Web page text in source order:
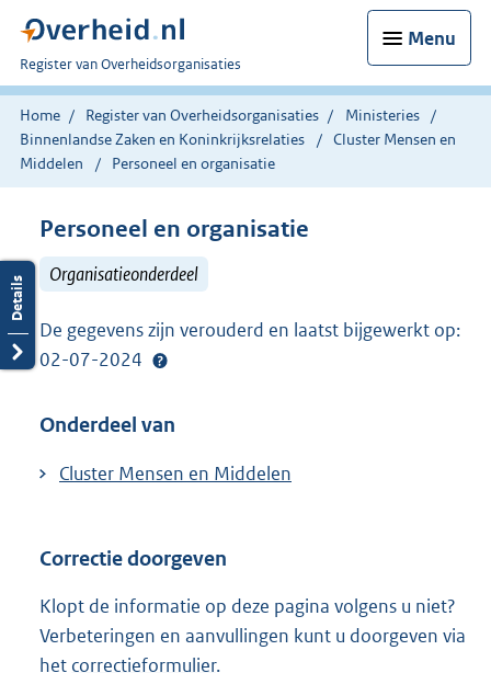
Menu
U
bent
nu
hier:
Register van Overheidsorganisaties
Home Register van Overheidsorganisaties
Ministeries
Binnenlandse Zaken en Koninkrijksrelaties
Cluster Mensen en
Middelen
Personeel en organisatie
Personeel en organisatie
Organisatieonderdeel
De gegevens zijn verouderd en laatst bijgewerkt op:
02-07-2024
Onderdeel van
Cluster Mensen en Middelen
Correctie doorgeven
Klopt de informatie op deze pagina volgens u niet?
Verbeteringen en aanvullingen kunt u doorgeven via
het correctieformulier.